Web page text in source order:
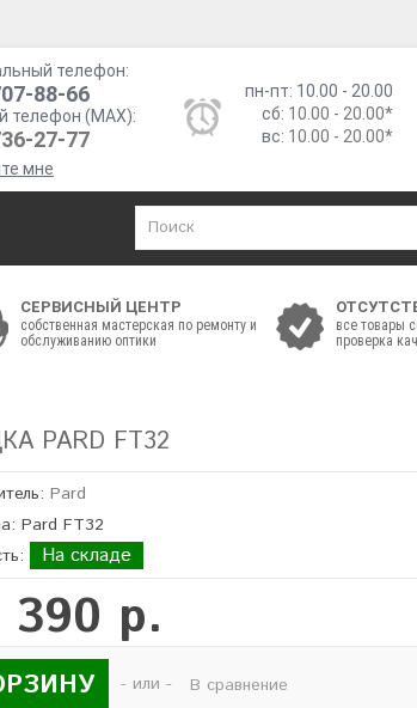
телефон:
88-66
телефон (MAX):
27-77
мне
пн-пт: 10.00 - 20.00
сб: 10.00 - 20.00*
вс: 10.00 - 20.00*
СЕРВИСНЫЙ ЦЕНТР
собственная мастерская по ремонту и
обслуживанию оптики
все товары
проверка
PARD FT32
Pard
Pard FT32
На складе
390 р.
- или - В сравнение